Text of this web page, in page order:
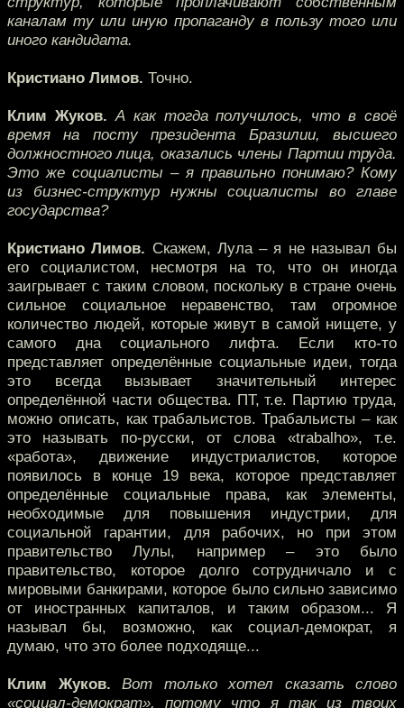
каналам ту или иную пропаганду в пользу того или
иного кандидата.
Кристиано Лимов. Точно.
Клим Жуков. А как тогда получилось, что в своё
время на посту президента Бразилии, высшего
должностного лица, оказались члены Партии труда.
Это же социалисты – я правильно понимаю? Кому
из бизнес-структур нужны социалисты во главе
государства?
Кристиано Лимов. Скажем, Лула – я не называл бы
его социалистом, несмотря на то, что он иногда
заигрывает с таким словом, поскольку в стране очень
сильное социальное неравенство, там огромное
количество людей, которые живут в самой нищете, у
самого дна социального лифта. Если кто-то
представляет определённые социальные идеи, тогда
это всегда вызывает значительный интерес
определённой части общества. ПТ, т.е. Партию труда,
можно описать, как трабальистов. Трабальисты – как
это называть по-русски, от слова «trabalho», т.е.
«работа», движение индустриалистов, которое
появилось в конце 19 века, которое представляет
определённые социальные права, как элементы,
необходимые для повышения индустрии, для
социальной гарантии, для рабочих, но при этом
правительство Лулы, например – это было
правительство, которое долго сотрудничало и с
мировыми банкирами, которое было сильно зависимо
от иностранных капиталов, и таким образом... Я
называл бы, возможно, как социал-демократ, я
думаю, что это более подходяще...
Клим Жуков. Вот только хотел сказать слово
«социал-демократ», потому что я так из твоих